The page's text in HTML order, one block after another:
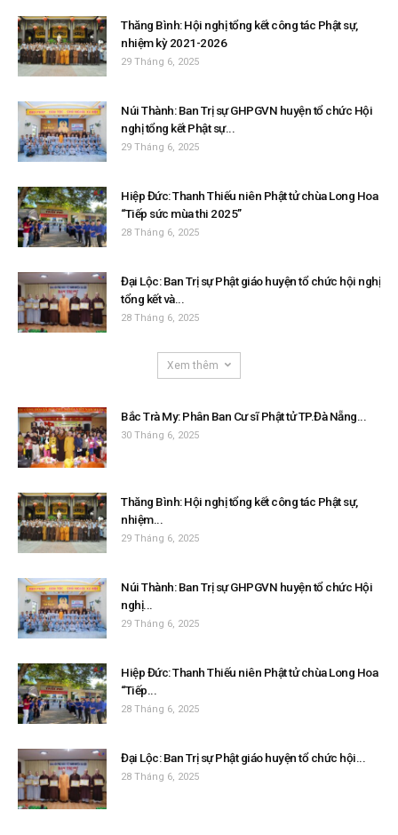
Thăng Bình: Hội nghị tổng kết công tác Phật sự,
nhiệm kỳ 2021-2026
29 Tháng 6, 2025
Núi Thành: Ban Trị sự GHPGVN huyện tổ chức Hội
nghị tổng kết Phật sự...
29 Tháng 6, 2025
Hiệp Đức: Thanh Thiếu niên Phật tử chùa Long Hoa
“Tiếp sức mùa thi 2025”
28 Tháng 6, 2025
Đại Lộc: Ban Trị sự Phật giáo huyện tổ chức hội nghị
tổng kết và...
28 Tháng 6, 2025
Xem thêm
Bắc Trà My: Phân Ban Cư sĩ Phật tử TP.Đà Nẵng...
30 Tháng 6, 2025
Thăng Bình: Hội nghị tổng kết công tác Phật sự,
nhiệm...
29 Tháng 6, 2025
Núi Thành: Ban Trị sự GHPGVN huyện tổ chức Hội
nghị...
29 Tháng 6, 2025
Hiệp Đức: Thanh Thiếu niên Phật tử chùa Long Hoa
“Tiếp...
28 Tháng 6, 2025
Đại Lộc: Ban Trị sự Phật giáo huyện tổ chức hội...
28 Tháng 6, 2025